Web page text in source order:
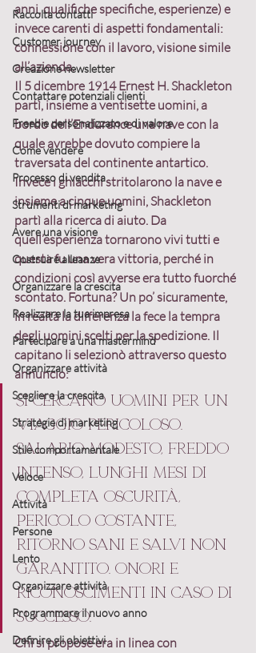
Raccolta contatti
Customer journey
Creazione newsletter
Contattare potenziali clienti
Freebie personalizzato e di valore
Come vendere
Processo di vendita
Strumenti di marketing
Avere una visione
Costruire alleanze
Organizzare la crescita
Realizzare la tua impresa
Partecipare a una mastermind
Organizzare attività
Scegliere la crescita
Strategie di marketing
Stile comportamentale
Veloce
Attività
Persone
Lento
Organizzare attività
Programmare il nuovo anno
Definire gli obiettivi
anni, qualifiche specifiche, esperienze) e
invece carenti di aspetti fondamentali:
connessione con il lavoro, visione simile
all’azienda.
Il 5 dicembre 1914 Ernest H. Shackleton
partì, insieme a ventisette uomini, a
bordo dell’Endurance una nave con la
quale avrebbe dovuto compiere la
traversata del continente antartico.
Invece i ghiacchi stritolarono la nave e
insieme a cinque uomini, Shackleton
partì alla ricerca di aiuto. Da
quell’esperienza tornarono vivi tutti e
questa fu una vera vittoria, perché in
condizioni così avverse era tutto fuorché
scontato. Fortuna? Un po’ sicuramente,
in realtà la differenza la fece la tempra
degli uomini scelti per la spedizione. Il
capitano li selezionò attraverso questo
annuncio:
Si cercano uomini per un
viaggio pericoloso.
Salario modesto, freddo
intenso, lunghi mesi di
completa oscurità,
pericolo costante,
ritorno sani e salvi non
garantito. Onori e
riconoscimenti in caso di
successo.
Chi si propose era in linea con